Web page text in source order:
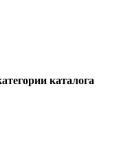
каталога